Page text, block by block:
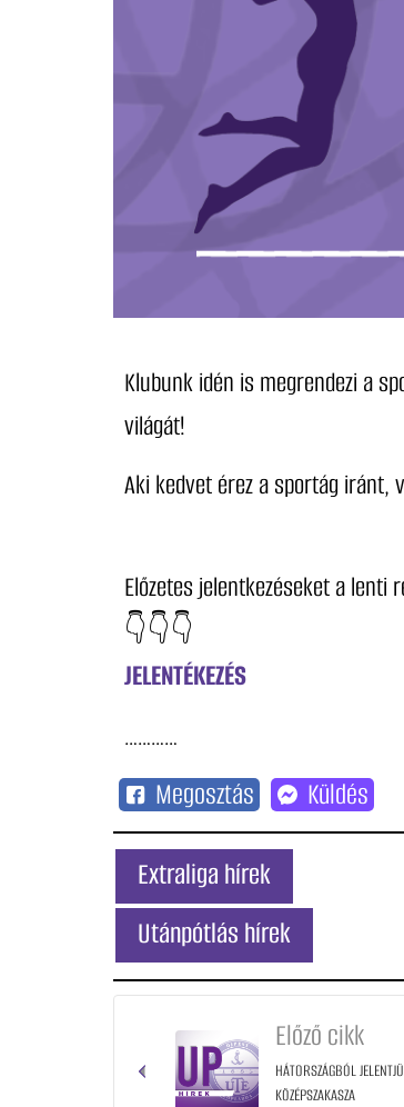
Klubunk idén is megrendezi a
világát!
Aki kedvet érez a sportág iránt,
Előzetes jelentkezéseket a lenti
👇👇👇
JELENTÉKEZÉS
…………
Megosztás Küldés
Extraliga hírek
Utánpótlás hírek
Előző cikk
HÁTORSZÁGBÓL
KÖZÉPSZAKASZA